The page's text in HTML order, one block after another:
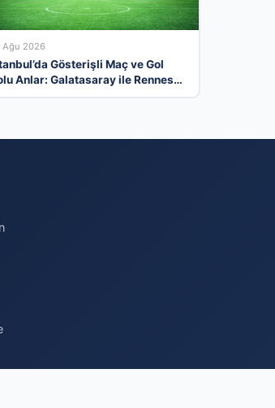
Ağu 2026
Gösterişli Maç ve Gol
Anlar: Galatasaray ile Rennes